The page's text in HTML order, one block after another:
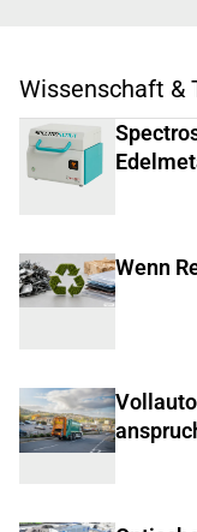
Wissenschaft &
Wenn